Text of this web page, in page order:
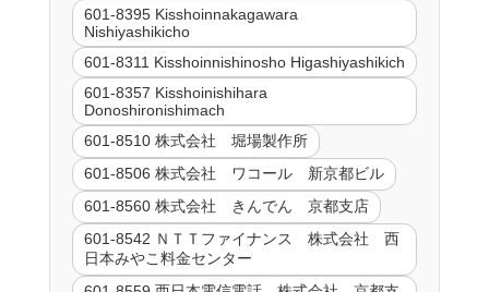
601-8395 Kisshoinnakagawara
Nishiyashikicho
601-8311 Kisshoinnishinosho Higashiyashikich
601-8357 Kisshoinishihara
Donoshironishimach
601-8510 株式会社 堀場製作所
601-8506 株式会社 ワコール 新京都ビル
601-8560 株式会社 きんでん 京都支店
601-8542 ＮＴＴファイナンス 株式会社 西
日本みやこ料金センター